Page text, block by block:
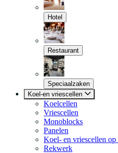
Hotel
Restaurant
Speciaalzaken
Koel-en vriescellen
Koelcellen
Vriescellen
Monoblocks
Panelen
Koel- en vriescellen op
Rekwerk